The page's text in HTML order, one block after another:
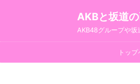
AKBと坂道
AKB48グループや坂
トッ